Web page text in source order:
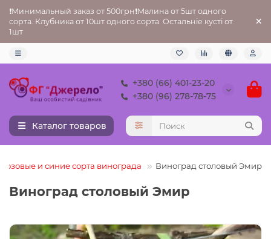
❗Минимальный заказ от 500грн❗Малина от 5шт одного
сорта. Клубника от 10шт одного сорта. Остальніе кусті от
1шт
+380 (66) 401-23-20
+380 (96) 278-78-75
Каталог товаров
Розовые и синие сорта винограда Виноград столовый Эмир
Виноград столовый Эмир